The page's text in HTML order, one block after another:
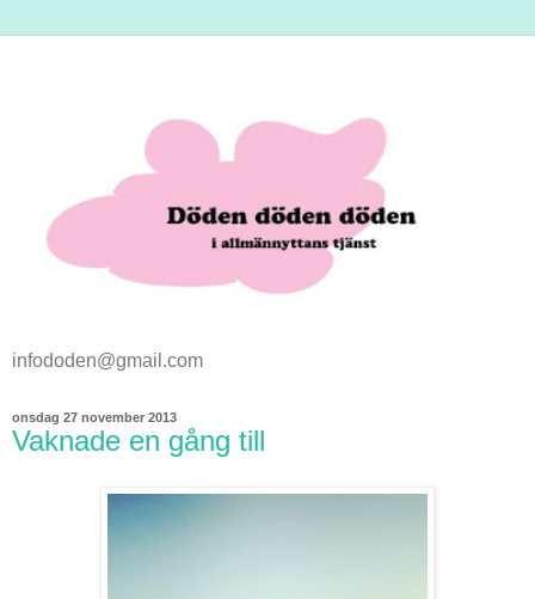
infododen@gmail.com
onsdag 27 november 2013
Vaknade en gång till